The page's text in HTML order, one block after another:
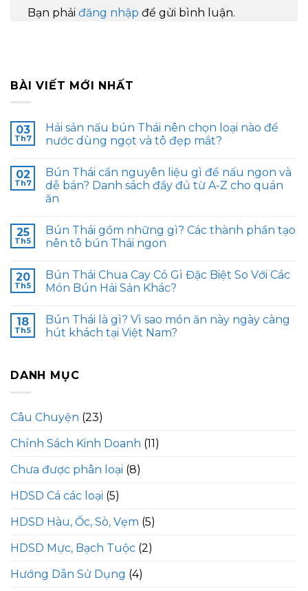
Bạn phải đăng nhập để gửi bình luận.
BÀI VIẾT MỚI NHẤT
03
Th7
Hải sản nấu bún Thái nên chọn loại nào để
nước dùng ngọt và tô đẹp mắt?
02
Th7
Bún Thái cần nguyên liệu gì để nấu ngon và
dễ bán? Danh sách đầy đủ từ A-Z cho quán
ăn
25
Th5
Bún Thái gồm những gì? Các thành phần tạo
nên tô bún Thái ngon
20
Th5
Bún Thái Chua Cay Có Gì Đặc Biệt So Với Các
Món Bún Hải Sản Khác?
18
Th5
Bún Thái là gì? Vì sao món ăn này ngày càng
hút khách tại Việt Nam?
DANH MỤC
Câu Chuyện (23)
Chính Sách Kinh Doanh (11)
Chưa được phân loại (8)
HDSD Cá các loại (5)
HDSD Hàu, Ốc, Sò, Vẹm (5)
HDSD Mực, Bạch Tuộc (2)
Hướng Dẫn Sử Dụng (4)